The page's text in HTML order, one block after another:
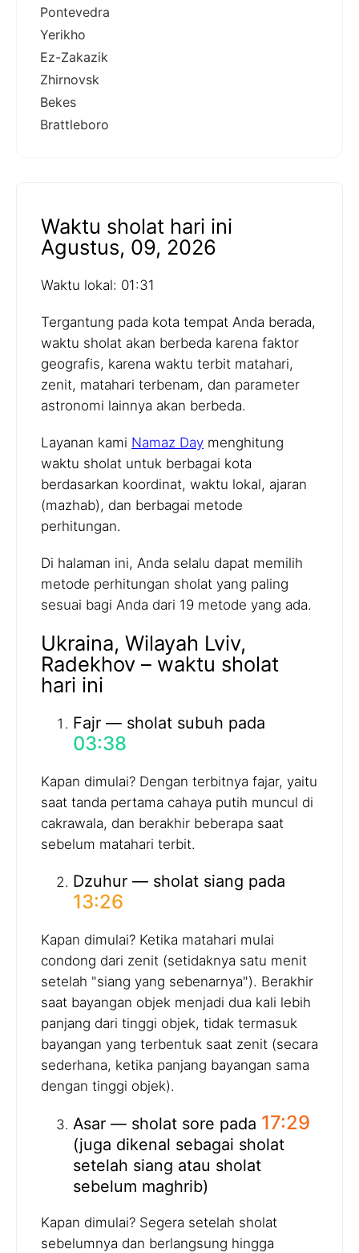
Pontevedra
Yerikho
Ez-Zakazik
Zhirnovsk
Bekes
Brattleboro
Waktu sholat hari ini
Agustus, 09, 2026
Waktu lokal: 01:31
Tergantung pada kota tempat Anda berada,
waktu sholat akan berbeda karena faktor
geografis, karena waktu terbit matahari,
zenit, matahari terbenam, dan parameter
astronomi lainnya akan berbeda.
Layanan kami Namaz Day menghitung
waktu sholat untuk berbagai kota
berdasarkan koordinat, waktu lokal, ajaran
(mazhab), dan berbagai metode
perhitungan.
Di halaman ini, Anda selalu dapat memilih
metode perhitungan sholat yang paling
sesuai bagi Anda dari 19 metode yang ada.
Ukraina, Wilayah Lviv,
Radekhov – waktu sholat
hari ini
Fajr — sholat subuh pada
03:38
Kapan dimulai? Dengan terbitnya fajar, yaitu
saat tanda pertama cahaya putih muncul di
cakrawala, dan berakhir beberapa saat
sebelum matahari terbit.
Dzuhur — sholat siang pada
13:26
Kapan dimulai? Ketika matahari mulai
condong dari zenit (setidaknya satu menit
setelah "siang yang sebenarnya"). Berakhir
saat bayangan objek menjadi dua kali lebih
panjang dari tinggi objek, tidak termasuk
bayangan yang terbentuk saat zenit (secara
sederhana, ketika panjang bayangan sama
dengan tinggi objek).
Asar — sholat sore pada 17:29
(juga dikenal sebagai sholat
setelah siang atau sholat
sebelum maghrib)
Kapan dimulai? Segera setelah sholat
sebelumnya dan berlangsung hingga